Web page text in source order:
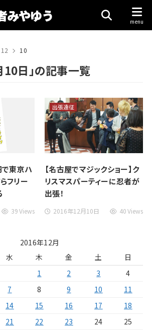
12 10
10日」の記事一覧
で東京ハ
フリー
39 Views
【名古屋でマジックショー】ク
リスマスパーティーに忍者が
出張！
2016年12月10日
出張遠征
40 Views
2016年12月
水 木 金 土
日
1
2 3
4
7 8 9 10
11
14 15 16 17
18
21 22 23 24
25